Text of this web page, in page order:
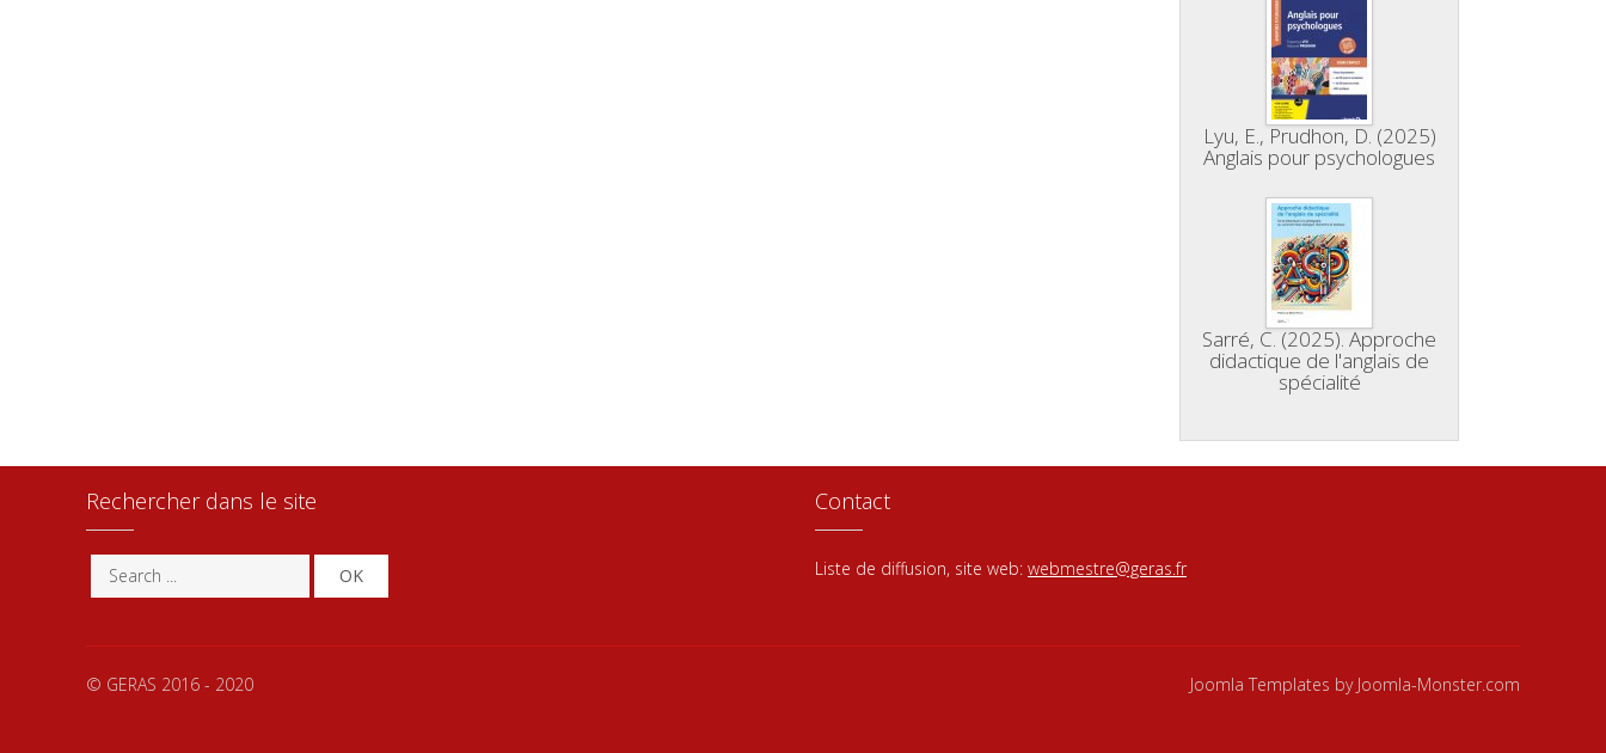
Lyu, E., Prudhon, D. (2025)
Anglais pour psychologues
Sarré, C. (2025). Approche
didactique de l'anglais de
spécialité
Rechercher dans le site
OK
Contact
Liste de diffusion, site web: webmestre@geras.fr
© GERAS 2016 - 2020 Joomla Templates by Joomla-Monster.com